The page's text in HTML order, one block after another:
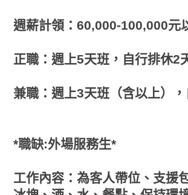
週薪計領：60,000-100,000元
正職：週上5天班，自行排休2
兼職：週上3天班（含以上），
*職缺:外場服務生*
工作內容：為客人帶位、支援